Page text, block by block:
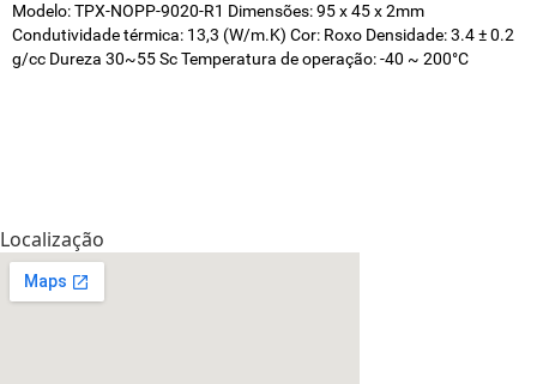
Modelo: TPX-NOPP-9020-R1 Dimensões: 95 x 45 x 2mm
Condutividade térmica: 13,3 (W/m.K) Cor: Roxo Densidade: 3.4 ± 0.2
g/cc Dureza 30~55 Sc Temperatura de operação: -40 ~ 200°C
Localização